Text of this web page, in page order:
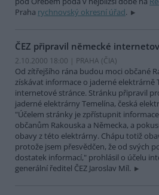
Praha rychnovský okresní úřad.
ČEZ připravil německé
2.10.2000 18:00 | PRAHA (ČIA)
Od zítřejšího rána budou moci občané
získávat informace o jaderné elektrárně
internetové stránce. Stránku připravil
jaderné elektrárny Temelína, česká
"Účelem stránky je zpřístupnit
občanům Rakouska a Německa, a
obavy z této elektrárny. Chápu totiž
protože jsem přesvědčen, že od svých
dostatek informací," prohlásil o účelu
generální ředitel ČEZ Jaroslav Míl.